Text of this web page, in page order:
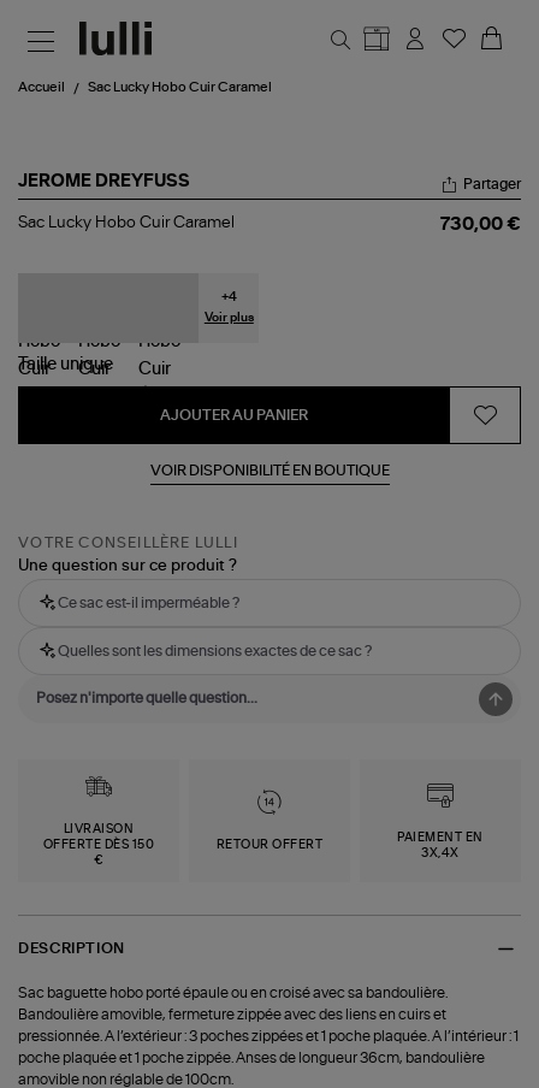
Accueil Sac Lucky Hobo Cuir Caramel
JEROME DREYFUSS
Sac
Partager
Sac Lucky Hobo Cuir Caramel 730,00 €
+4
Voir plus
Taille unique
AJOUTER AU PANIER
VOIR DISPONIBILITÉ EN BOUTIQUE
VOTRE CONSEILLÈRE LULLI
Une question sur ce produit ?
Ce sac est-il imperméable ?
Quelles sont les dimensions exactes de ce sac ?
LIVRAISON
OFFERTE DÈS 150
€
RETOUR OFFERT
PAIEMENT EN
3X,4X
DESCRIPTION
Sac baguette hobo porté épaule ou en croisé avec sa bandoulière.
Bandoulière amovible, fermeture zippée avec des liens en cuirs et
pressionnée. A l’extérieur : 3 poches zippées et 1 poche plaquée. A l’intérieur : 1
poche plaquée et 1 poche zippée. Anses de longueur 36cm, bandoulière
amovible non réglable de 100cm.